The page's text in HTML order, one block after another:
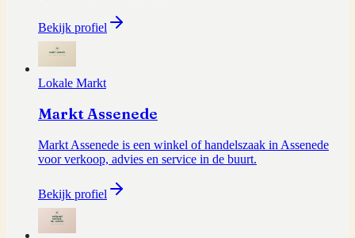
Bekijk profiel
Lokale Markt
Markt Assenede
Markt Assenede is een winkel of handelszaak in Assenede
voor verkoop, advies en service in de buurt.
Bekijk profiel